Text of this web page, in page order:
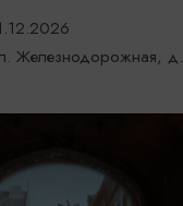
Железнодорожная,